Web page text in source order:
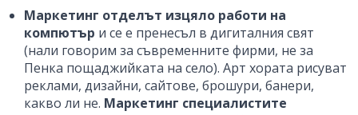
Маркетинг отделът изцяло работи на
компютър и се е пренесъл в дигиталния свят
(нали говорим за съвременните фирми, не за
Пенка пощаджийката на село). Арт хората рисуват
реклами, дизайни, сайтове, брошури, банери,
какво ли не. Маркетинг специалистите